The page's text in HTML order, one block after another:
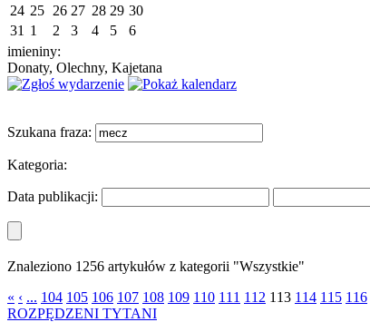
24 25 26 27 28 29 30
31 1 2 3 4 5
6
imieniny:
Donaty, Olechny, Kajetana
Szukana fraza:
Kategoria:
Data publikacji:
Znaleziono 1256 artykułów z kategorii "Wszystkie"
« ‹ ... 104 105 106 107 108 109 110 111 112 113 114 115 116
ROZPĘDZENI TYTANI